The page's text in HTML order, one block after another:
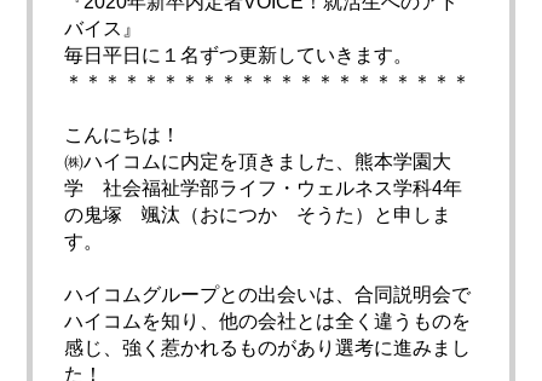
バイス』
毎日平日に１名ずつ更新していきます。
＊＊＊＊＊＊＊＊＊＊＊＊＊＊＊＊＊＊＊＊＊
こんにちは！
㈱ハイコムに内定を頂きました、熊本学園大
学 社会福祉学部ライフ・ウェルネス学科4年
の鬼塚 颯汰（おにつか そうた）と申しま
す。
ハイコムグループとの出会いは、合同説明会で
ハイコムを知り、他の会社とは全く違うものを
感じ、強く惹かれるものがあり選考に進みまし
た！